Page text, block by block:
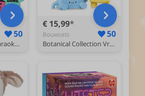
50
Grab The Mic - Karaoke Partyspel - Muziekspel voor 2-10 Spelers - Bekend van TikTok - Originele Engelstalige versie
€ 15,99
Bouwsets 50
Botanical Collection Vrolijke Plantjes Decoratie 10349